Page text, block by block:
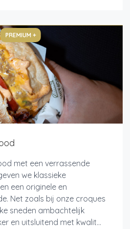
PREMIUM +
met een verrassende
we klassieke
een originele en
Net zoals bij onze croques
sneden ambachtelijk
en uitsluitend met kwalit...